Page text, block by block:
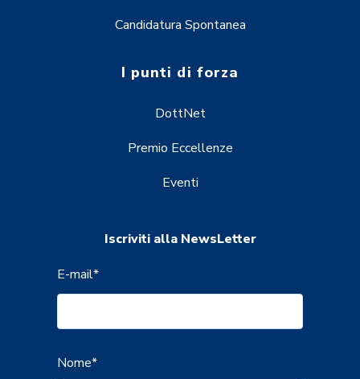
Candidatura Spontanea
I punti di forza
DottNet
Premio Eccellenze
Eventi
Iscriviti alla NewsLetter
E-mail*
Nome*